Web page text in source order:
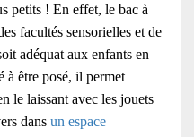
petits ! En effet, le bac à
facultés sensorielles et de
adéquat aux enfants en
à être posé, il permet
le laissant avec les jouets
dans un espace